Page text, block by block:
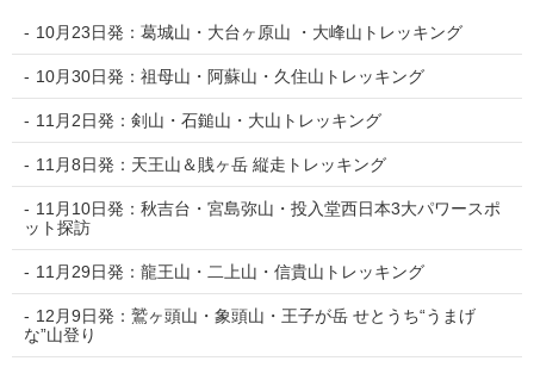
10月23日発：葛城山・大台ヶ原山 ・大峰山トレッキング
10月30日発：祖母山・阿蘇山・久住山トレッキング
11月2日発：剣山・石鎚山・大山トレッキング
11月8日発：天王山＆賎ヶ岳 縦走トレッキング
11月10日発：秋吉台・宮島弥山・投入堂西日本3大パワースポ
ット探訪
11月29日発：龍王山・二上山・信貴山トレッキング
12月9日発：鷲ヶ頭山・象頭山・王子が岳 せとうち“うまげ
な”山登り